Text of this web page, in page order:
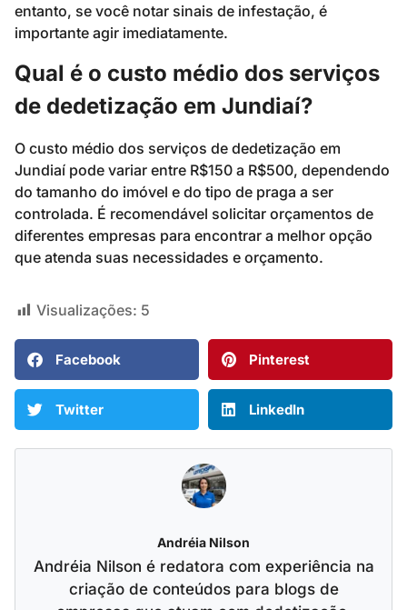
entanto, se você notar sinais de infestação, é
importante agir imediatamente.
Qual é o custo médio dos serviços
de dedetização em Jundiaí?
O custo médio dos serviços de dedetização em
Jundiaí pode variar entre R$150 a R$500, dependendo
do tamanho do imóvel e do tipo de praga a ser
controlada. É recomendável solicitar orçamentos de
diferentes empresas para encontrar a melhor opção
que atenda suas necessidades e orçamento.
Visualizações: 5
Facebook Pinterest
Twitter LinkedIn
Andréia Nilson
Andréia Nilson é redatora com experiência na
criação de conteúdos para blogs de